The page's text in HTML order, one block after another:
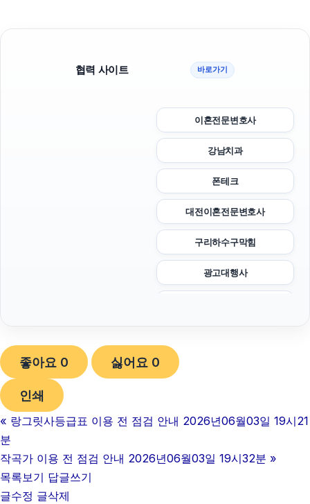
협력 사이트 바로가기
이혼전문변호사
강남치과
폰테크
대전이혼전문변호사
구리하수구막힘
광고대행사
축구반티
용인하수구막힘
좋아요 0 싫어요 0
인쇄
« 랑그릿사등급표 이용 전 점검 안내 2026년06월03일 19시21
분
작곡가 이용 전 점검 안내 2026년06월03일 19시32분 »
목록보기 답글쓰기
글수정 글삭제